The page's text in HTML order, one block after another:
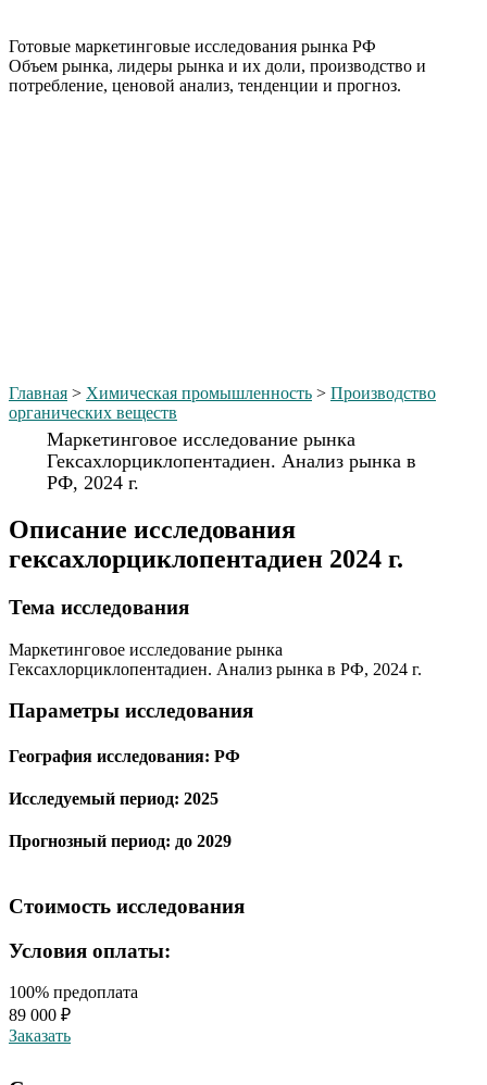
Готовые маркетинговые исследования рынка РФ
Объем рынка, лидеры рынка и их доли, производство и
потребление, ценовой анализ, тенденции и прогноз.
Главная > Химическая промышленность > Производство
органических веществ
Маркетинговое исследование рынка
Гексахлорциклопентадиен. Анализ рынка в
РФ, 2024 г.
Описание исследования
гексахлорциклопентадиен 2024 г.
Тема иcследования
Маркетинговое исследование рынка
Гексахлорциклопентадиен. Анализ рынка в РФ, 2024 г.
Параметры исследования
География исследования: РФ
Исследуемый период: 2025
Прогнозный период: до 2029
Стоимость исследования
Условия оплаты:
100% предоплата
89 000 ₽
Заказать